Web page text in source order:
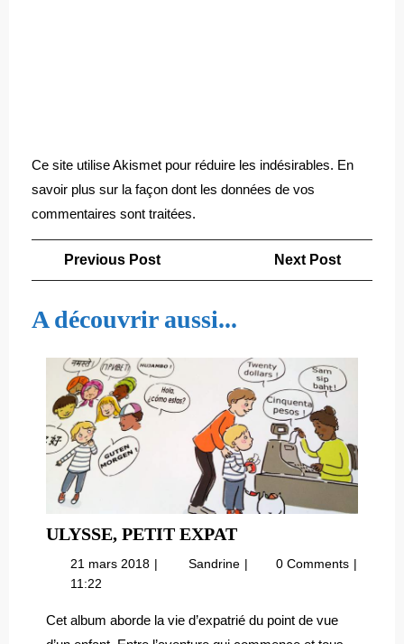
Ce site utilise Akismet pour réduire les indésirables. En
savoir plus sur la façon dont les données de vos
commentaires sont traitées.
Navigation
de
l’article
Previous PostPrevious
Next Post
A découvrir aussi...
ULYSSE, PETIT EXPATULYSSE,
PETIT
EXPAT
21 mars 2018 21
Sandrine Ulysse,0 Comments
11:22
Cet album aborde la vie d’expatrié du point de vue